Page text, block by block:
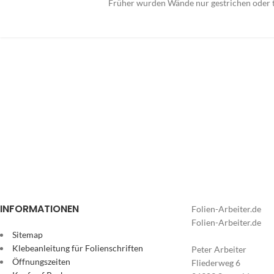
Früher wurden Wände nur gestrichen oder
INFORMATIONEN
Sitemap
Klebeanleitung für Folienschriften
Öffnungszeiten
Folien-Arbeiter.de
Folien-Arbeiter.de
Peter Arbeiter
Fliederweg 6